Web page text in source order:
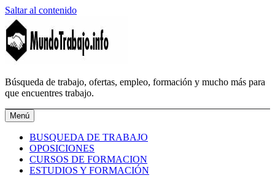
Saltar al contenido
MundoTrabajo.info
Búsqueda de trabajo, ofertas, empleo, formación y mucho más para
que encuentres trabajo.
Menú
BUSQUEDA DE TRABAJO
OPOSICIONES
CURSOS DE FORMACION
ESTUDIOS Y FORMACIÓN